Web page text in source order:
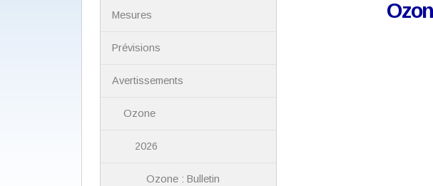
Mesures
Prévisions
Avertissements
Ozone
2026
Ozone : Bulletin